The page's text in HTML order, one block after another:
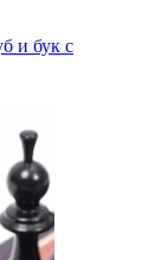
и бук с